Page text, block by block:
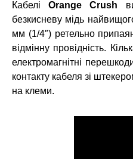
КабеліOrange Crush
безкисневу мідь
мм (1/4″) ретельно
відмінну провідність.
електромагнітні
контакту кабеля зі
на клеми.